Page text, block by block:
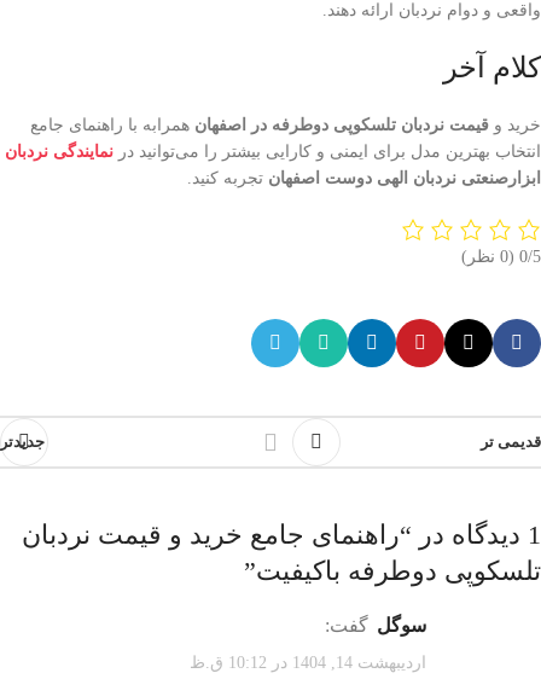
واقعی و دوام نردبان ارائه دهند.
کلام آخر
خرید و قیمت نردبان تلسکوپی دوطرفه در اصفهان همرابه با راهنمای جامع
انتخاب بهترین مدل برای ایمنی و کارایی بیشتر را می‌توانید در نمایندگی نردبان
ابزارصنعتی نردبان الهی دوست اصفهان تجربه کنید.
‫0/5 ‫(0 نظر)
جدیدتر قدیمی تر
1 دیدگاه در “
راهنمای جامع خرید و قیمت نردبان
تلسکوپی دوطرفه باکیفیت”
سوگل گفت:
اردیبهشت 14, 1404 در 10:12 ق.ظ